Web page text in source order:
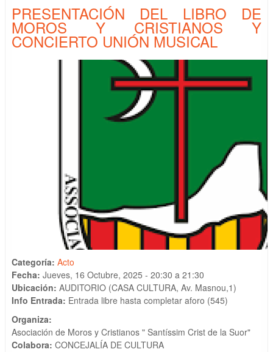
PRESENTACIÓN DEL LIBRO DE
MOROS Y CRISTIANOS Y
CONCIERTO UNIÓN MUSICAL
Categoría: Acto
Fecha: Jueves, 16 Octubre, 2025 - 20:30 a 21:30
Ubicación: AUDITORIO (CASA CULTURA, Av. Masnou,1)
Info Entrada: Entrada libre hasta completar aforo (545)
Organiza:
Asociación de Moros y Cristianos " Santíssim Crist de la Suor"
Colabora: CONCEJALÍA DE CULTURA